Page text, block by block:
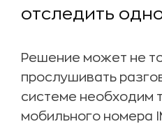
отследить
Решение может не
прослушивать
системе необходим
мобильного номера